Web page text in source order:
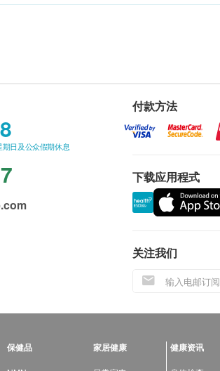
日及公众假期休息
付款方法
下载应用程式
关注我们
保健品 家居健康 健康资讯